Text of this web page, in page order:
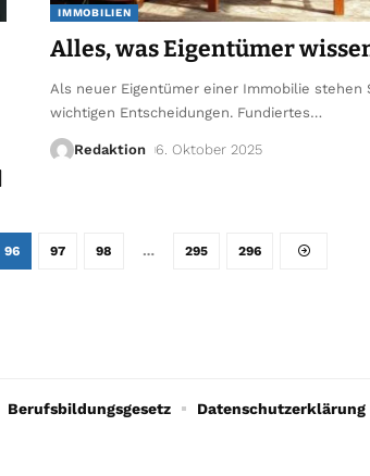
IMMOBILIEN
Alles, was Eigentümer
Als neuer Eigentümer einer Immobilie stehen
wichtigen Entscheidungen. Fundiertes…
Redaktion 6. Oktober 2025
96 97 98 … 295 296
Berufsbildungsgesetz Datenschutzerklärung